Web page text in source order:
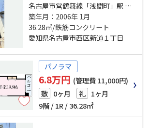
名古屋市営鶴舞線「浅間町」駅 徒
歩2分 東海道本線「名古屋」駅 徒歩
20分 名古屋市営鶴舞線「浄心」
駅 徒歩15分
築年月：2006年 1月
36.28㎡/鉄筋コンクリート
愛知県名古屋市西区新道１丁目
パノラマ
6.8万円 (管理費 11,000円)
敷 0ヶ月 礼 1ヶ月
9階 / 1R / 36.28㎡